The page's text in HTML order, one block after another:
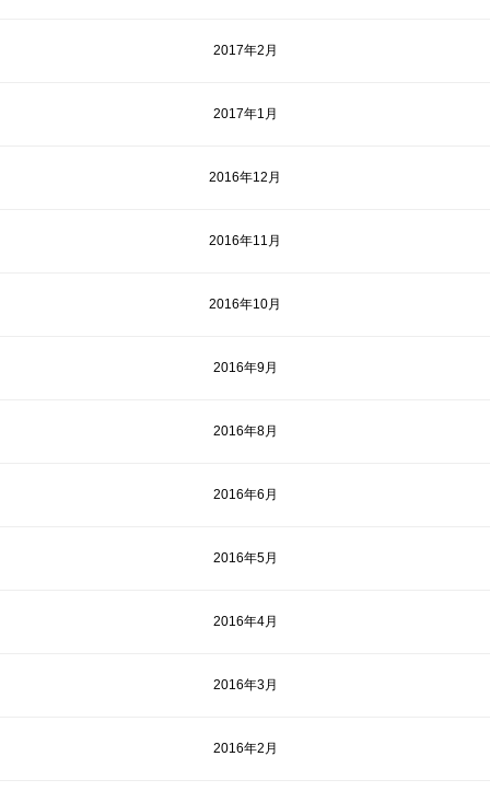
2017年2月
2017年1月
2016年12月
2016年11月
2016年10月
2016年9月
2016年8月
2016年6月
2016年5月
2016年4月
2016年3月
2016年2月